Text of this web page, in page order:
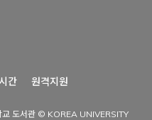
간 원격지원
교 도서관 © KOREA UNIVERSITY
window